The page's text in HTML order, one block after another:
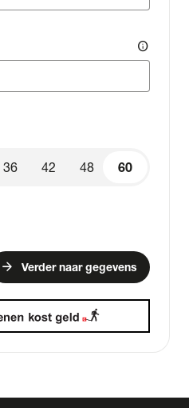
info
60
36 42 48 60
arrow_forward Verder naar gegevens